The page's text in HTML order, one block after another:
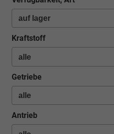
Kraftstoff
Getriebe
Antrieb